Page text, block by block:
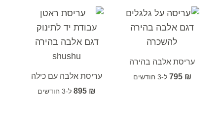
עריסת אלבה בהירה
₪
795
עריסת אלבה עם כילה
₪